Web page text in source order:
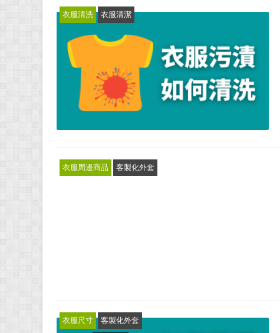
衣服清洗 衣服清潔
衣服周邊商品 客製化外套
衣服尺寸 客製化外套